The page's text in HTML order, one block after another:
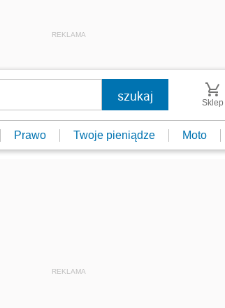
REKLAMA
Sklep
Prawo Twoje pieniądze Moto